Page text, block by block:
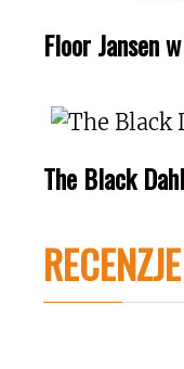
Floor Jansen
The Black
RECENZJE